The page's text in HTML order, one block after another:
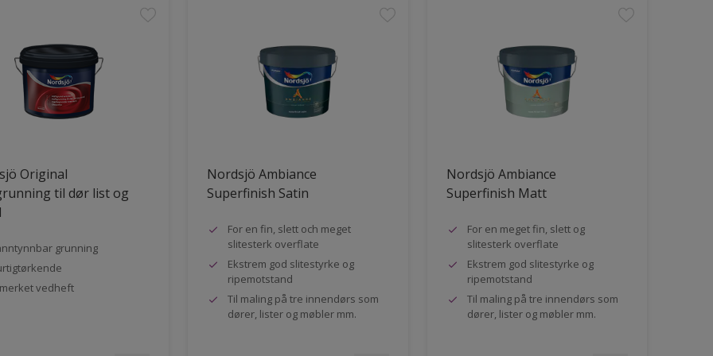
Original
til dør list og
grunning
vedheft
Nordsjö Ambiance
Superfinish Satin
For en fin, slett och meget
slitesterk overflate
Ekstrem god slitestyrke og
ripemotstand
Til maling på tre innendørs som
dører, lister og møbler mm.
Nordsjö Ambiance
Superfinish Matt
For en meget fin, slett og
slitesterk overflate
Ekstrem god slitestyrke og
ripemotstand
Til maling på tre innendørs som
dører, lister og møbler mm.